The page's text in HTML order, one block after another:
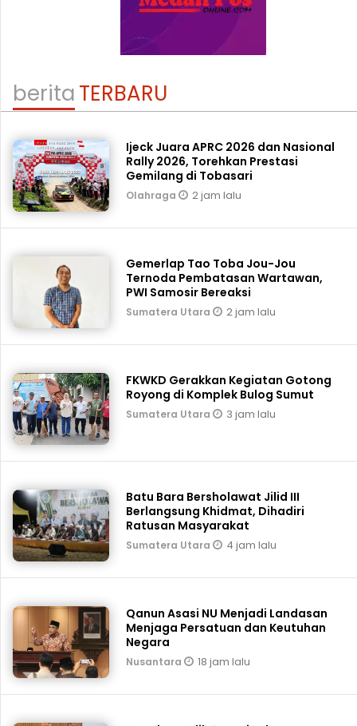
beritaTERBARU
Ijeck Juara APRC 2026 dan Nasional
Rally 2026, Torehkan Prestasi
Gemilang di Tobasari
Olahraga 2 jam lalu
Gemerlap Tao Toba Jou-Jou
Ternoda Pembatasan Wartawan,
PWI Samosir Bereaksi
Sumatera Utara 2 jam lalu
FKWKD Gerakkan Kegiatan Gotong
Royong di Komplek Bulog Sumut
Sumatera Utara 3 jam lalu
Batu Bara Bersholawat Jilid III
Berlangsung Khidmat, Dihadiri
Ratusan Masyarakat
Sumatera Utara 4 jam lalu
Qanun Asasi NU Menjadi Landasan
Menjaga Persatuan dan Keutuhan
Negara
Nusantara 18 jam lalu